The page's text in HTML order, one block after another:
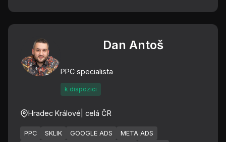
Dan Antoš
PPC specialista
k dispozici
Hradec Králové | celá ČR
PPC SKLIK GOOGLE ADS META ADS